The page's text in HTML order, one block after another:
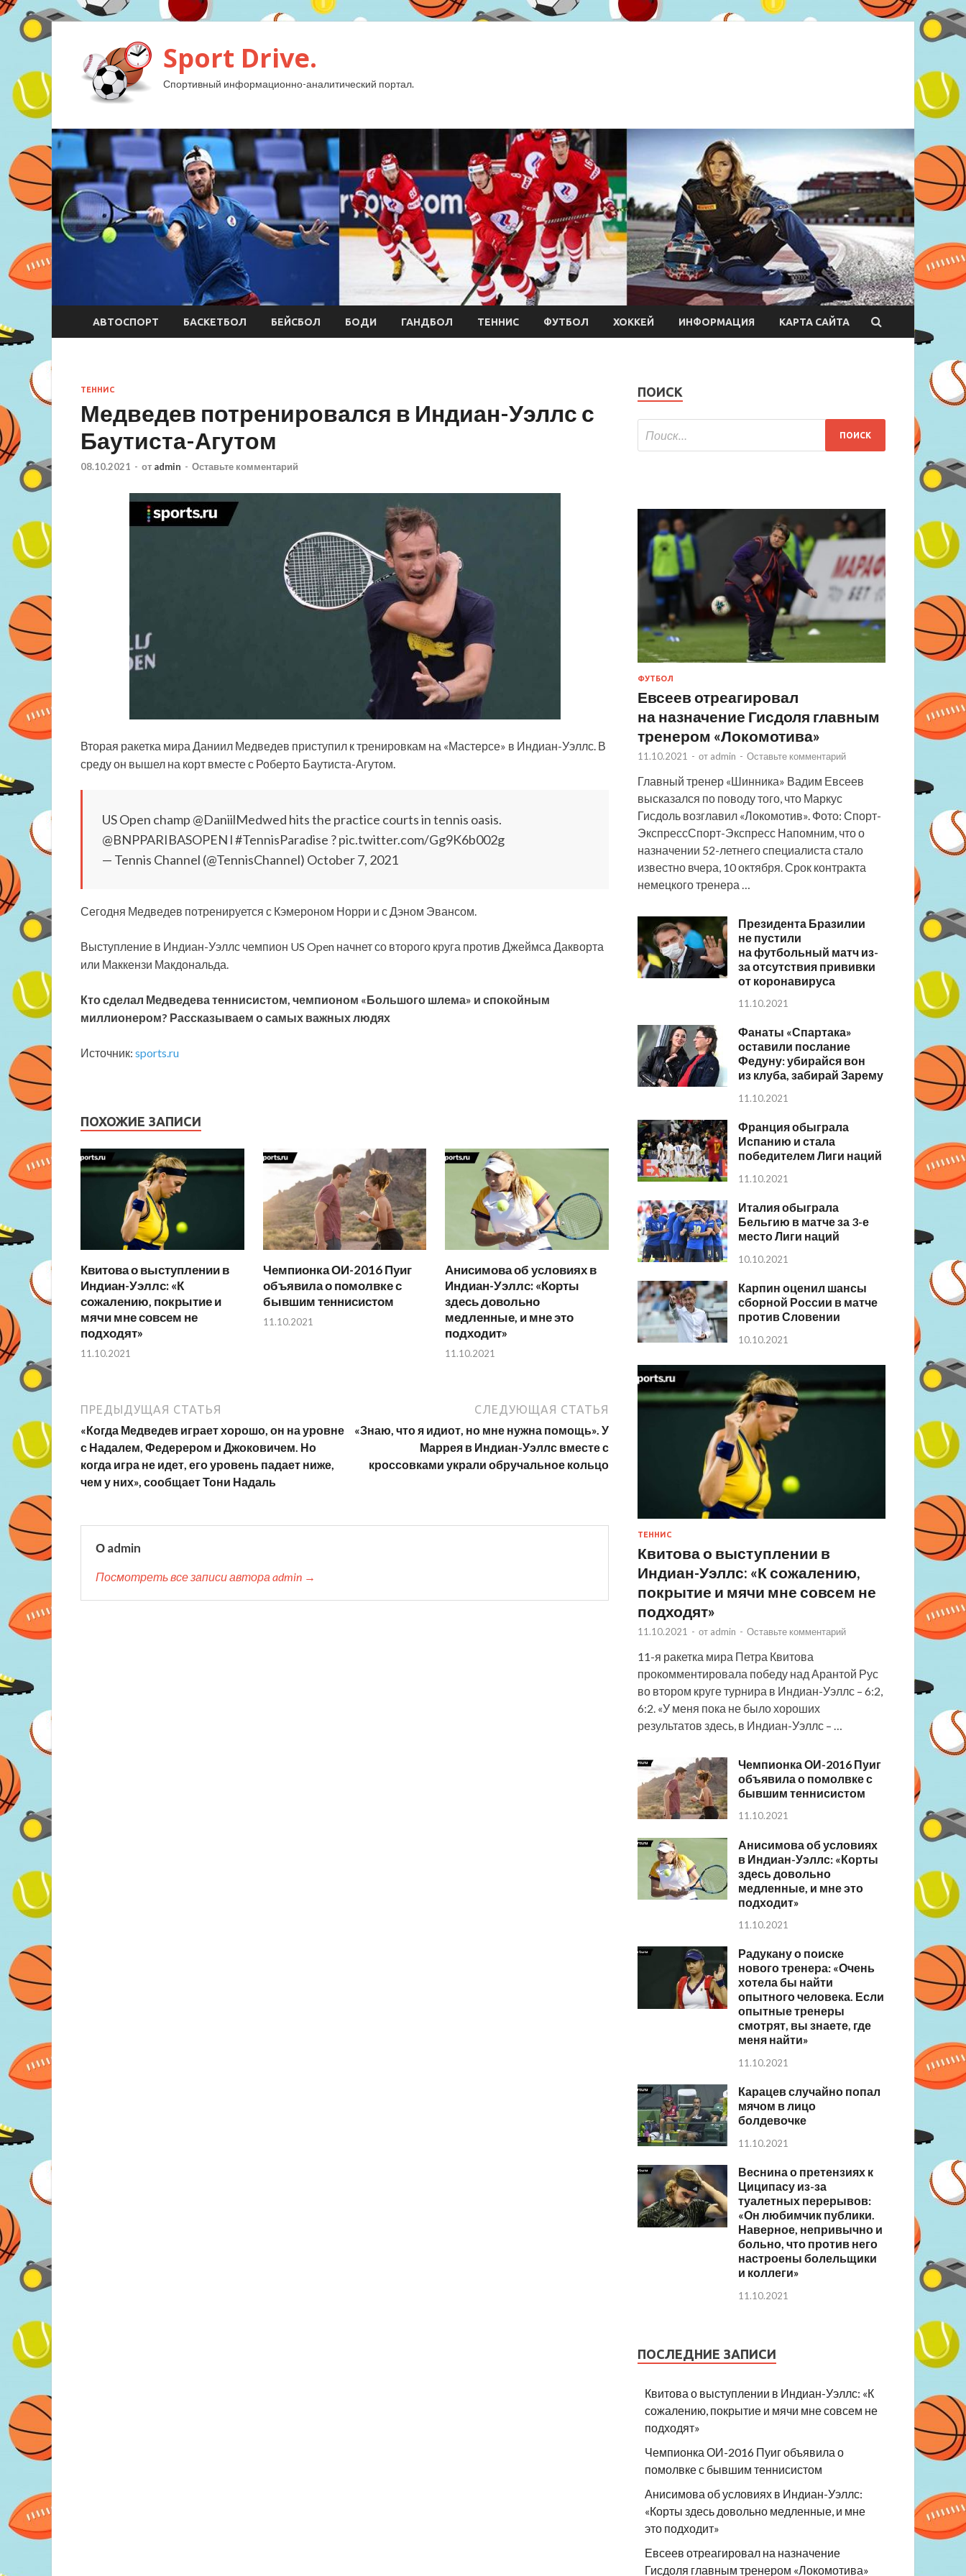
Sport Drive.
Спортивный информационно-аналитический портал.
АВТОСПОРТ БАСКЕТБОЛ БЕЙСБОЛ БОДИ ГАНДБОЛ ТЕННИС ФУТБОЛ ХОККЕЙ ИНФОРМАЦИЯ КАРТА САЙТА
ТЕННИС
Медведев потренировался в Индиан-Уэллс с
Баутиста-Агутом
08.10.2021 - от admin - Оставьте комментарий
Вторая ракетка мира Даниил Медведев приступил к тренировкам на «Мастерсе» в Индиан-Уэллс. В
среду он вышел на корт вместе с Роберто Баутиста-Агутом.
US Open champ @DaniilMedwed hits the practice courts in tennis oasis.
@BNPPARIBASOPEN l #TennisParadise ? pic.twitter.com/Gg9K6b002g
— Tennis Channel (@TennisChannel) October 7, 2021
Сегодня Медведев потренируется с Кэмероном Норри и с Дэном Эвансом.
Выступление в Индиан-Уэллс чемпион US Open начнет со второго круга против Джеймса Дакворта
или Маккензи Макдональда.
Кто сделал Медведева теннисистом, чемпионом «Большого шлема» и спокойным
миллионером? Рассказываем о самых важных людях
Источник: sports.ru
ПОХОЖИЕ ЗАПИСИ
Квитова о выступлении в
Индиан-Уэллс: «К
сожалению, покрытие и
мячи мне совсем не
подходят»
11.10.2021
Чемпионка ОИ-2016 Пуиг
объявила о помолвке с
бывшим теннисистом
11.10.2021
Анисимова об условиях в
Индиан-Уэллс: «Корты
здесь довольно
медленные, и мне это
подходит»
11.10.2021
ПРЕДЫДУЩАЯ СТАТЬЯ
«Когда Медведев играет хорошо, он на уровне
с Надалем, Федерером и Джоковичем. Но
когда игра не идет, его уровень падает ниже,
чем у них», сообщает Тони Надаль
СЛЕДУЮЩАЯ СТАТЬЯ
«Знаю, что я идиот, но мне нужна помощь». У
Маррея в Индиан-Уэллс вместе с
кроссовками украли обручальное кольцо
О admin
Посмотреть все записи автора admin →
ПОИСК
ФУТБОЛ
Евсеев отреагировал
на назначение Гисдоля главным
тренером «Локомотива»
11.10.2021 - от admin - Оставьте комментарий
Главный тренер «Шинника» Вадим Евсеев
высказался по поводу того, что Маркус
Гисдоль возглавил «Локомотив». Фото: Спорт-
ЭкспрессСпорт-Экспресс Напомним, что о
назначении 52-летнего специалиста стало
известно вчера, 10 октября. Срок контракта
немецкого тренера …
Президента Бразилии
не пустили
на футбольный матч из-
за отсутствия прививки
от коронавируса
11.10.2021
Фанаты «Спартака»
оставили послание
Федуну: убирайся вон
из клуба, забирай Зарему
11.10.2021
Франция обыграла
Испанию и стала
победителем Лиги наций
11.10.2021
Италия обыграла
Бельгию в матче за 3-е
место Лиги наций
10.10.2021
Карпин оценил шансы
сборной России в матче
против Словении
10.10.2021
ТЕННИС
Квитова о выступлении в
Индиан-Уэллс: «К сожалению,
покрытие и мячи мне совсем не
подходят»
11.10.2021 - от admin - Оставьте комментарий
11-я ракетка мира Петра Квитова
прокомментировала победу над Арантой Рус
во втором круге турнира в Индиан-Уэллс – 6:2,
6:2. «У меня пока не было хороших
результатов здесь, в Индиан-Уэллс – …
Чемпионка ОИ-2016 Пуиг
объявила о помолвке с
бывшим теннисистом
11.10.2021
Анисимова об условиях
в Индиан-Уэллс: «Корты
здесь довольно
медленные, и мне это
подходит»
11.10.2021
Радукану о поиске
нового тренера: «Очень
хотела бы найти
опытного человека. Если
опытные тренеры
смотрят, вы знаете, где
меня найти»
11.10.2021
Карацев случайно попал
мячом в лицо
болдевочке
11.10.2021
Веснина о претензиях к
Циципасу из-за
туалетных перерывов:
«Он любимчик публики.
Наверное, непривычно и
больно, что против него
настроены болельщики
и коллеги»
11.10.2021
ПОСЛЕДНИЕ ЗАПИСИ
Квитова о выступлении в Индиан-Уэллс: «К
сожалению, покрытие и мячи мне совсем не
подходят»
Чемпионка ОИ-2016 Пуиг объявила о
помолвке с бывшим теннисистом
Анисимова об условиях в Индиан-Уэллс:
«Корты здесь довольно медленные, и мне
это подходит»
Евсеев отреагировал на назначение
Гисдоля главным тренером «Локомотива»